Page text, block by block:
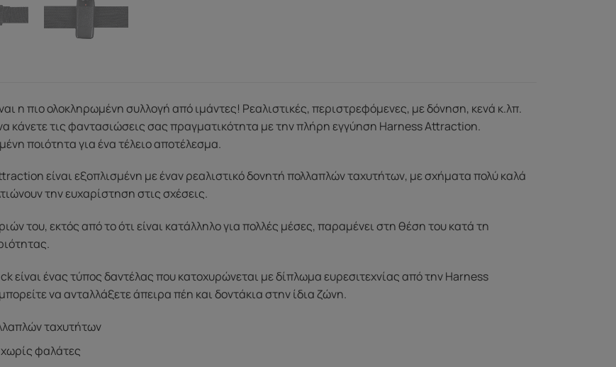
η πιο ολοκληρωμένη συλλογή από ιμάντες! Ρεαλιστικές, περιστρεφόμενες, με δόνηση, κενά κ.λπ.
κάνετε τις φαντασιώσεις σας πραγματικότητα με την πλήρη εγγύηση Harness Attraction.
ποιότητα για ένα τέλειο αποτέλεσμα.
είναι εξοπλισμένη με έναν ρεαλιστικό δονητή πολλαπλών ταχυτήτων, με σχήματα πολύ καλά
την ευχαρίστηση στις σχέσεις.
του, εκτός από το ότι είναι κατάλληλο για πολλές μέσες, παραμένει στη θέση του κατά τη
είναι ένας τύπος δαντέλας που κατοχυρώνεται με δίπλωμα ευρεσιτεχνίας από την Harness
να ανταλλάξετε άπειρα πέη και δοντάκια στην ίδια ζώνη.
ταχυτήτων
φαλάτες